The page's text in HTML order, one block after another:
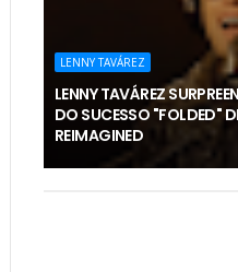
LENNY TAVÁREZ
LENNY TAVÁREZ
DO SUCESSO "FOLDED"
REIMAGINED